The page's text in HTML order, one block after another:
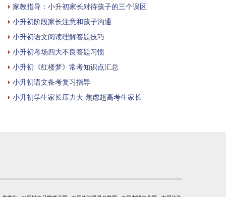
家教指导：小升初家长对待孩子的三个误区
小升初阶段家长注意和孩子沟通
小升初语文阅读理解答题技巧
小升初考场四大不良答题习惯
小升初《红楼梦》常考知识点汇总
小升初语文备考复习指导
小升初学生家长压力大 焦虑超高考生家长